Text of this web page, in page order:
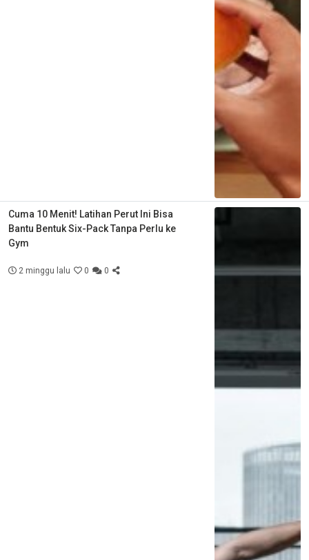
Cuma 10 Menit! Latihan Perut Ini Bisa
Bantu Bentuk Six-Pack Tanpa Perlu ke
Gym
2 minggu lalu 0 0